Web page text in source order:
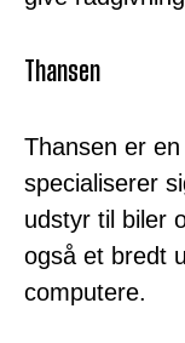
Thansen
Thansen er
specialiserer
udstyr til biler
også et bredt
computere.